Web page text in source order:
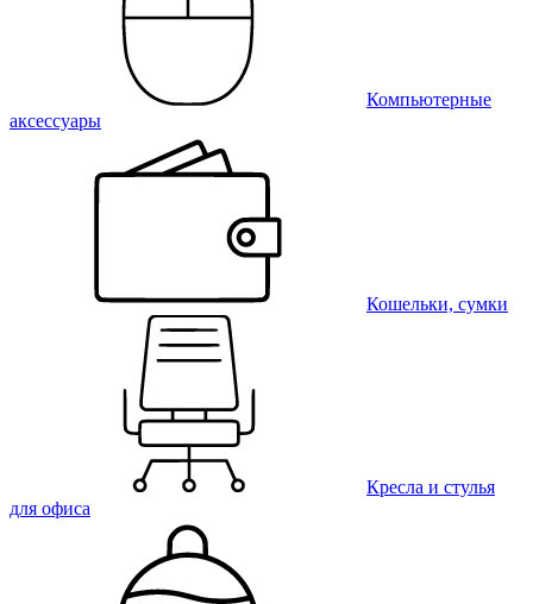
Компьютерные
аксессуары
Кошельки, сумки
Кресла и стулья
для офиса